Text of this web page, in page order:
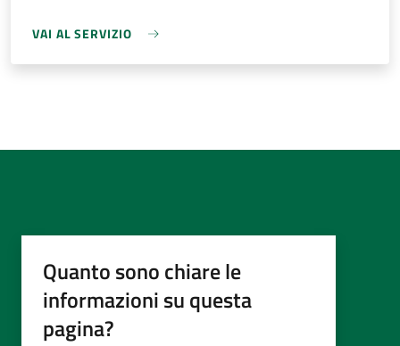
VAI AL SERVIZIO
Quanto sono chiare le
informazioni su questa
pagina?